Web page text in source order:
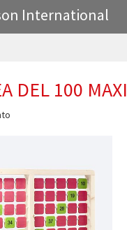
International
DEL 100 MAXI